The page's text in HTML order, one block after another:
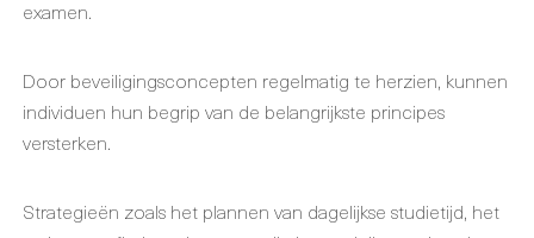
examen.
Door beveiligingsconcepten regelmatig te herzien, kunnen
individuen hun begrip van de belangrijkste principes
versterken.
Strategieën zoals het plannen van dagelijkse studietijd, het